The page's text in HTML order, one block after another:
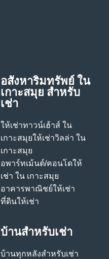
อสังหาริมทรัพย์ ใน
เกาะสมุย สําหรับ
เช่า
ให้เช่าทาวน์เฮ้าส์ ใน
เกาะสมุยให้เช่าวิลล่า ใน
เกาะสมุย
อพาร์ทเม้นต์/คอนโดให้
เช่า ใน เกาะสมุย
อาคารพาณิชย์ให้เช่า
ที่ดินให้เช่า
บ้านสําหรับเช่า
บ้านทุกหลังสําหรับเช่า